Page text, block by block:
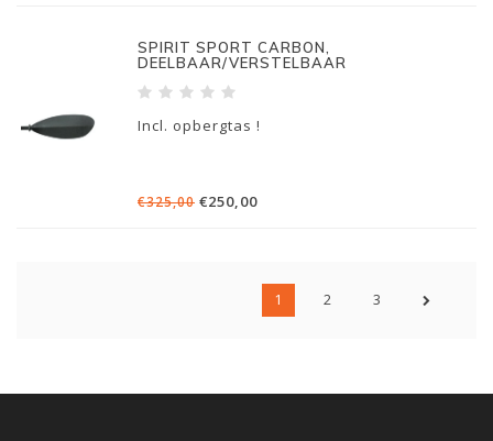
SPIRIT SPORT CARBON,
DEELBAAR/VERSTELBAAR
Incl. opbergtas !
€325,00 €250,00
1 2 3